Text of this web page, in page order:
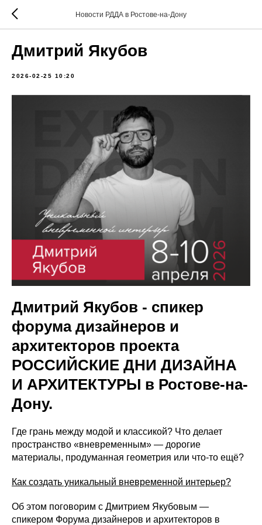
Новости РДДА в Ростове-на-Дону
Дмитрий Якубов
2026-02-25 10:20
Дмитрий Якубов - спикер
форума дизайнеров и
архитекторов проекта
РОССИЙСКИЕ ДНИ ДИЗАЙНА
И АРХИТЕКТУРЫ в Ростове-на-
Дону.
Где грань между модой и классикой? Что делает
пространство «вневременным» — дорогие
материалы, продуманная геометрия или что‑то ещё?
Как создать уникальный вневременной интерьер?
Об этом поговорим с Дмитрием Якубовым —
спикером Форума дизайнеров и архитекторов в